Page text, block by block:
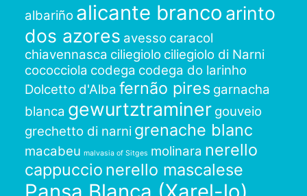
albariño alicante branco arinto
dos azores avesso caracol
chiavennasca ciliegiolo ciliegiolo di Narni
cococciola codega codega do larinho
Dolcetto d'Alba fernão pires garnacha
blanca gewurtztraminer gouveio
grechetto di narni grenache blanc
macabeu malvasia of Sitges molinara nerello
cappuccio nerello mascalese